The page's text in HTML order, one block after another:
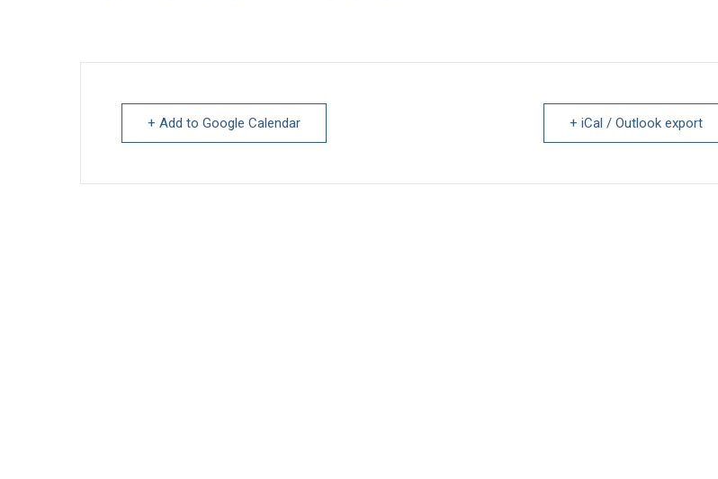
+ Add to Google Calendar + iCal / Outlook export